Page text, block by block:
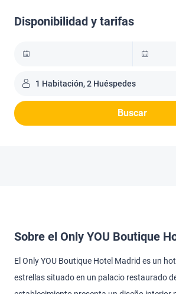
Disponibilidad y tarifas
1 Habitación, 2 Huéspedes
Buscar
Sobre el Only YOU Boutique
El Only YOU Boutique Hotel Madrid es un
estrellas situado en un palacio restaurado